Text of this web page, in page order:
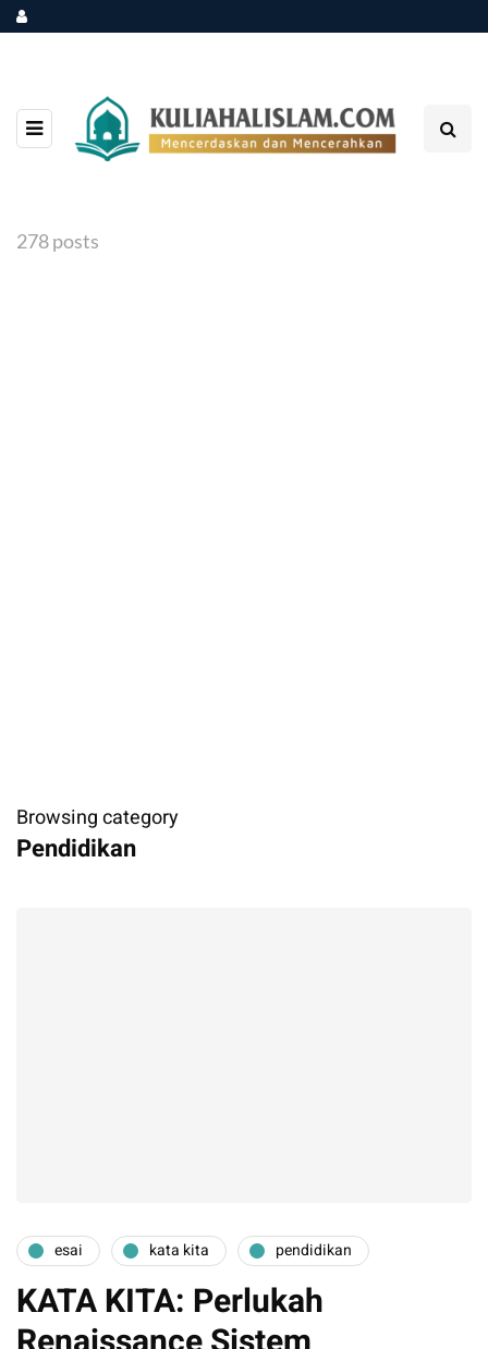
278 posts
Browsing category
Pendidikan
esai kata kita pendidikan
KATA KITA: Perlukah